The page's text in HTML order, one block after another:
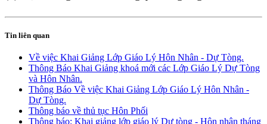
Tin liên quan
Về việc Khai Giảng Lớp Giáo Lý Hôn Nhân - Dự Tòng.
Thông Báo Khai Giảng khoá mới các Lớp Giáo Lý Dự Tòng
và Hôn Nhân.
Thông Báo Về việc Khai Giảng Lớp Giáo Lý Hôn Nhân -
Dự Tòng.
Thông báo về thủ tục Hôn Phối
Thông báo: Khai giảng lớp giáo lý Dự tòng - Hôn nhân tháng